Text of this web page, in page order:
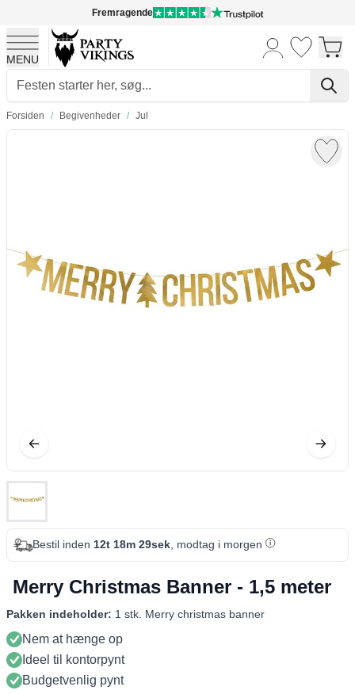
Fremragende
MENU
Skip to Content
Forsiden / Begivenheder / Jul
Bestil inden 12t 18m 28sek, modtag i morgen
Merry Christmas Banner - 1,5 meter
Pakken indeholder: 1 stk. Merry christmas banner
Nem at hænge op
Ideel til kontorpynt
Budgetvenlig pynt